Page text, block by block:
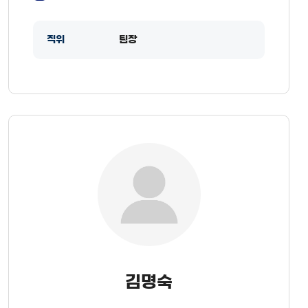
직위 팀장
김명숙